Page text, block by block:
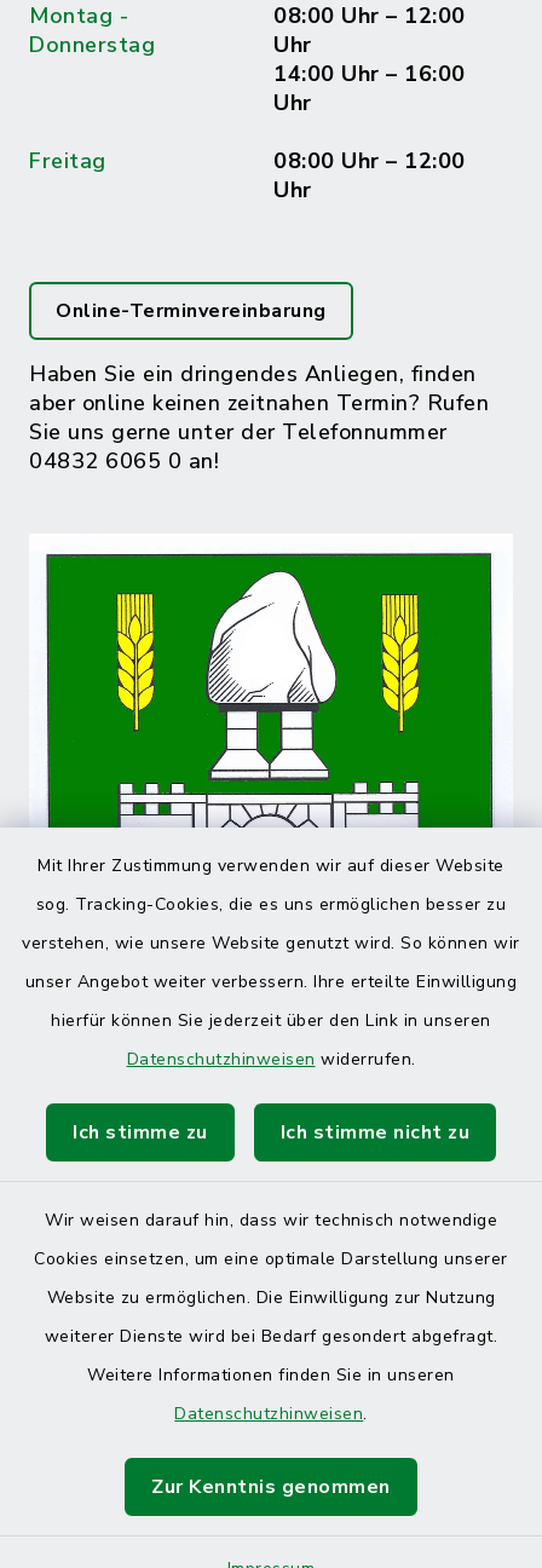
Mit Ihrer Zustimmung verwenden wir auf dieser Website
sog. Tracking-Cookies, die es uns ermöglichen besser zu
verstehen, wie unsere Website genutzt wird. So können wir
unser Angebot weiter verbessern. Ihre erteilte Einwilligung
hierfür können Sie jederzeit über den Link in unseren
Datenschutzhinweisen widerrufen.
Ich stimme zu Ich stimme nicht zu
Wir weisen darauf hin, dass wir technisch notwendige
Cookies einsetzen, um eine optimale Darstellung unserer
Website zu ermöglichen. Die Einwilligung zur Nutzung
weiterer Dienste wird bei Bedarf gesondert abgefragt.
Weitere Informationen finden Sie in unseren
Datenschutzhinweisen.
Zur Kenntnis genommen
Montag -
Donnerstag
08:00 Uhr – 12:00
Uhr
14:00 Uhr – 16:00
Uhr
Freitag
08:00 Uhr – 12:00
Uhr
Online-Terminvereinbarung
Haben Sie ein dringendes Anliegen, finden
aber online keinen zeitnahen Termin? Rufen
Sie uns gerne unter der Telefonnummer
04832 6065 0 an!
Barrierefreiheit
Impressum